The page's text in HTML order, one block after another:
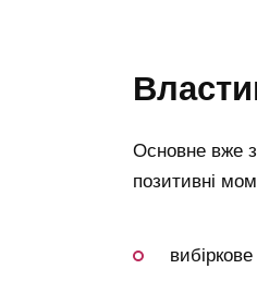
Основне вже
позитивні